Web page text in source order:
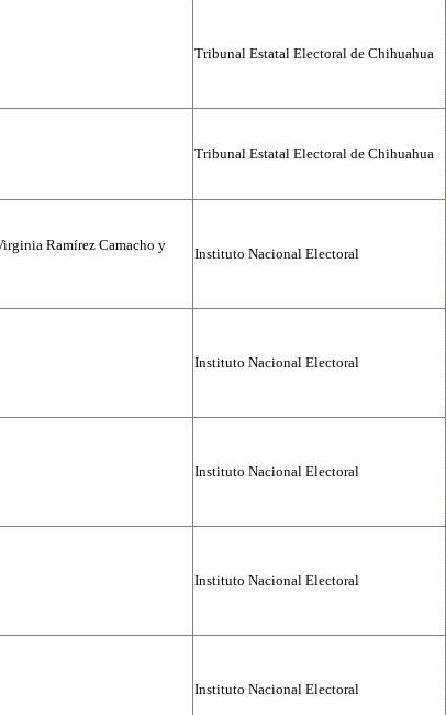
Tribunal Estatal Electoral de Chihuahua
Tribunal Estatal Electoral de Chihuahua
Ramírez Camacho y
Instituto Nacional Electoral
Instituto Nacional Electoral
Instituto Nacional Electoral
Instituto Nacional Electoral
Instituto Nacional Electoral